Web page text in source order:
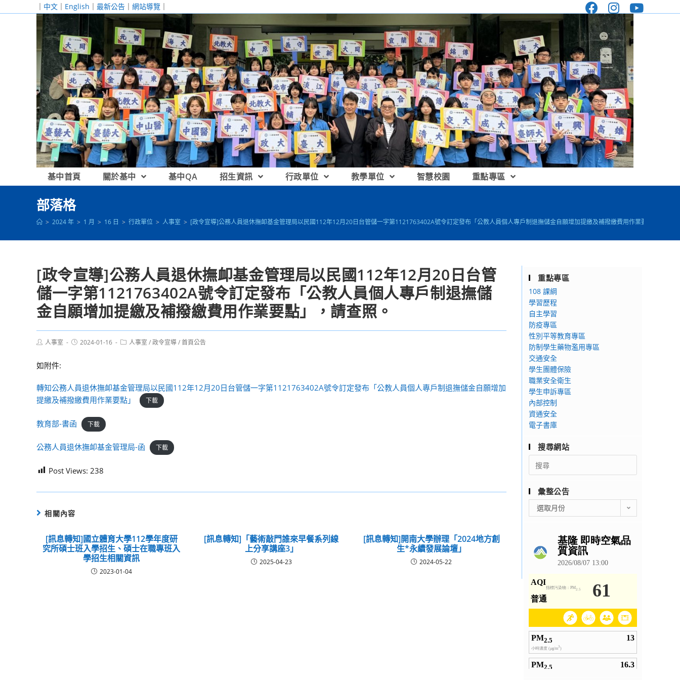
｜ 中文 ｜ English ｜ 最新公告 ｜ 網站導覽 ｜
基中首頁 關於基中 基中QA 招生資訊 行政單位 教學單位 智慧校園 重點專區
部落格
> 2024 年 > 1 月 > 16 日 > 行政單位 > 人事室 > [政令宣導]公務人員退休撫卹基金管理局以民國112年12月20日台管儲一字第1121763402A號令訂定發布「公教人員個人專戶制退撫儲金自願增加提繳及補撥繳費用作業要點」，請查
[政令宣導]公務人員退休撫卹基金管理局以民國112年12月20日台管
儲一字第1121763402A號令訂定發布「公教人員個人專戶制退撫儲
金自願增加提繳及補撥繳費用作業要點」，請查照。
Post人事室
Post2024-01-16
Post人事室 /政令宣導/首頁公告
如附件:
轉知公務人員退休撫卹基金管理局以民國112年12月20日台管儲一字第1121763402A號令訂定發布「公教人員個人專戶制退撫儲金自願增加
提繳及補撥繳費用作業要點」
下載
教育部-書函 下載
公務人員退休撫卹基金管理局-函 下載
Post Views: 238
相關內容
[訊息轉知]國立體育大學112學年度研
究所碩士班入學招生、碩士在職專班入
學招生相關資訊
2023-01-04
[訊息轉知]「藝術敲門誰來早餐系列線
上分享講座3」
2025-04-23
[訊息轉知]開南大學辦理「2024地方創
生*永續發展論壇」
2024-05-22
重點專區
108 課綱
學習歷程
自主學習
防疫專區
性別平等教育專區
防制學生藥物濫用專區
交通安全
學生團體保險
職業安全衛生
學生申訴專區
內部控制
資通安全
電子書庫
搜尋網站
Search
for:
彙整公告
整
選取月份